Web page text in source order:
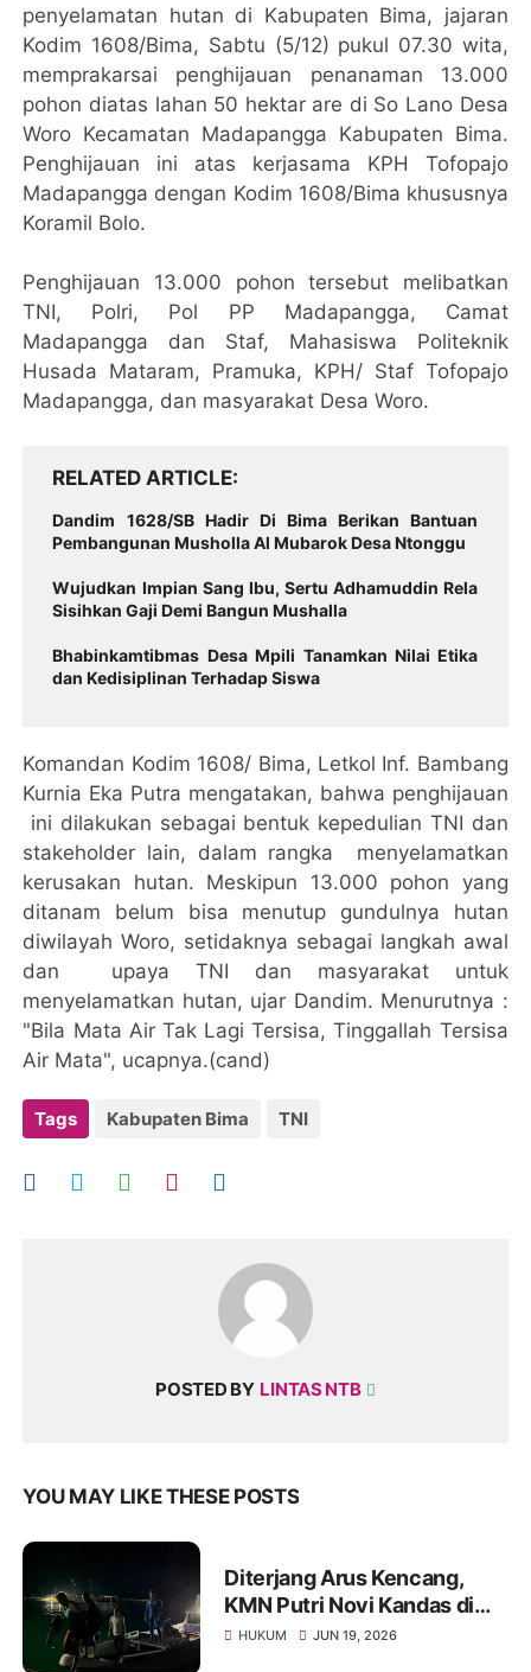
penyelamatan hutan di Kabupaten Bima, jajaran
Kodim 1608/Bima, Sabtu (5/12) pukul 07.30 wita,
memprakarsai penghijauan penanaman 13.000
pohon diatas lahan 50 hektar are di So Lano Desa
Woro Kecamatan Madapangga Kabupaten Bima.
Penghijauan ini atas kerjasama KPH Tofopajo
Madapangga dengan Kodim 1608/Bima khususnya
Koramil Bolo.
Penghijauan 13.000 pohon tersebut melibatkan
TNI, Polri, Pol PP Madapangga, Camat
Madapangga dan Staf, Mahasiswa Politeknik
Husada Mataram, Pramuka, KPH/ Staf Tofopajo
Madapangga, dan masyarakat Desa Woro.
RELATED ARTICLE
Dandim 1628/SB Hadir Di Bima Berikan Bantuan
Pembangunan Musholla Al Mubarok Desa Ntonggu
Wujudkan Impian Sang Ibu, Sertu Adhamuddin Rela
Sisihkan Gaji Demi Bangun Mushalla
Bhabinkamtibmas Desa Mpili Tanamkan Nilai Etika
dan Kedisiplinan Terhadap Siswa
Komandan Kodim 1608/ Bima, Letkol Inf. Bambang
Kurnia Eka Putra mengatakan, bahwa penghijauan
ini dilakukan sebagai bentuk kepedulian TNI dan
stakeholder lain, dalam rangka menyelamatkan
kerusakan hutan. Meskipun 13.000 pohon yang
ditanam belum bisa menutup gundulnya hutan
diwilayah Woro, setidaknya sebagai langkah awal
dan upaya TNI dan masyarakat untuk
menyelamatkan hutan, ujar Dandim. Menurutnya :
"Bila Mata Air Tak Lagi Tersisa, Tinggallah Tersisa
Air Mata", ucapnya.(cand)
Tags Kabupaten Bima TNI
POSTED BY LINTAS NTB
YOU MAY LIKE THESE POSTS
Diterjang Arus Kencang,
KMN Putri Novi Kandas di
Perairan Gili Banta, Lima
HUKUM JUN 19, 2026